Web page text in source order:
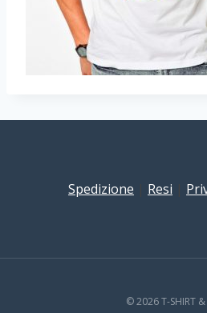
Spedizione Resi
© 2026 T-SHIRT &